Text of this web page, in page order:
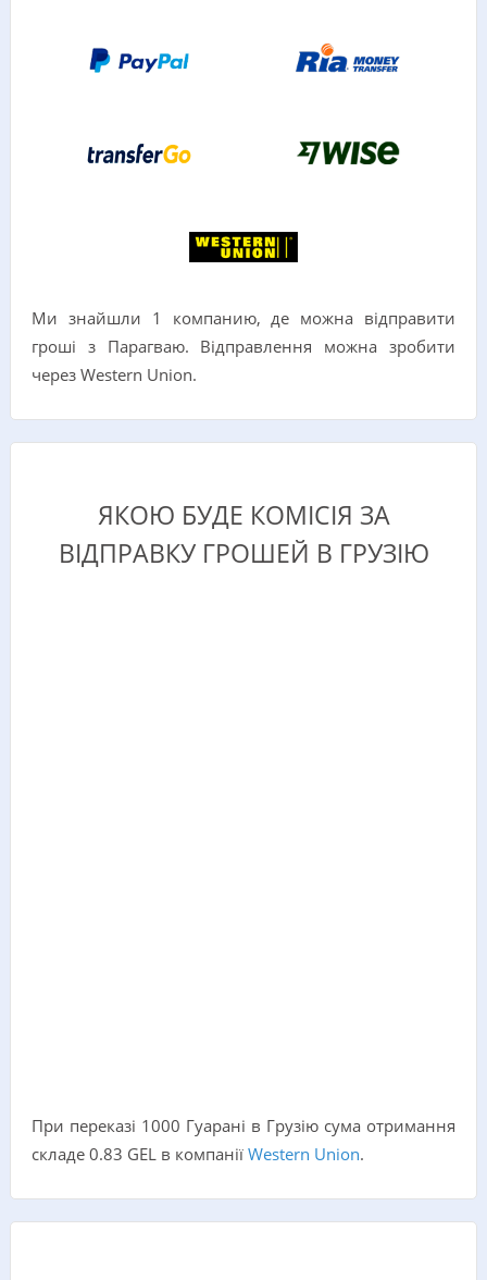
Ми знайшли 1 компанию, де можна відправити
гроші з Парагваю. Відправлення можна зробити
через Western Union.
ЯКОЮ БУДЕ КОМІСІЯ ЗА
ВІДПРАВКУ ГРОШЕЙ В ГРУЗІЮ
При переказі 1000 Гуарані в Грузію сума отримання
складе 0.83 GEL в компанії Western Union.